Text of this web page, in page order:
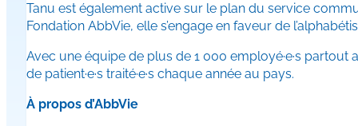
Tanu est également active sur le plan du service
Fondation AbbVie, elle s’engage en faveur de
Avec une équipe de plus de 1 000 employé·e·s
de patient·e·s traité·e·s chaque année au pays.
À propos d’AbbVie